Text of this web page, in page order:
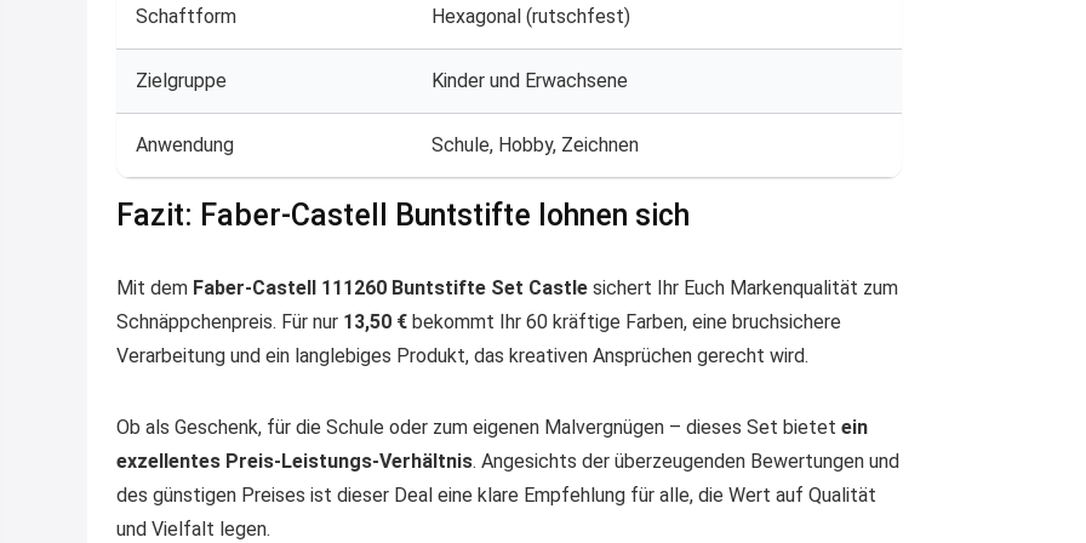
Schaftform Hexagonal (rutschfest)
Zielgruppe Kinder und Erwachsene
Anwendung Schule, Hobby, Zeichnen
Fazit: Faber-Castell Buntstifte lohnen sich
Mit dem Faber-Castell 111260 Buntstifte Set Castle sichert Ihr Euch Markenqualität zum
Schnäppchenpreis. Für nur 13,50 € bekommt Ihr 60 kräftige Farben, eine bruchsichere
Verarbeitung und ein langlebiges Produkt, das kreativen Ansprüchen gerecht wird.
Ob als Geschenk, für die Schule oder zum eigenen Malvergnügen – dieses Set bietet ein
exzellentes Preis-Leistungs-Verhältnis. Angesichts der überzeugenden Bewertungen und
des günstigen Preises ist dieser Deal eine klare Empfehlung für alle, die Wert auf Qualität
und Vielfalt legen.